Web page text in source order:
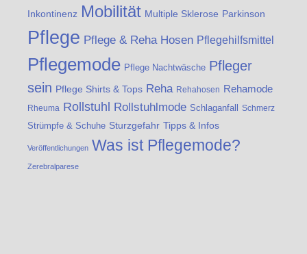
Inkontinenz Mobilität Multiple Sklerose Parkinson
Pflege Pflege & Reha Hosen Pflegehilfsmittel
Pflegemode Pflege Nachtwäsche Pfleger
sein Pflege Shirts & Tops Reha Rehahosen Rehamode
Rheuma Rollstuhl Rollstuhlmode Schlaganfall Schmerz
Strümpfe & Schuhe Sturzgefahr Tipps & Infos
Veröffentlichungen Was ist Pflegemode?
Zerebralparese